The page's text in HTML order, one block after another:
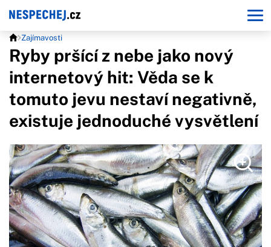
Zajímavosti
Ryby pršící z nebe jako nový
internetový hit: Věda se k
tomuto jevu nestaví negativně,
existuje jednoduché vysvětlení